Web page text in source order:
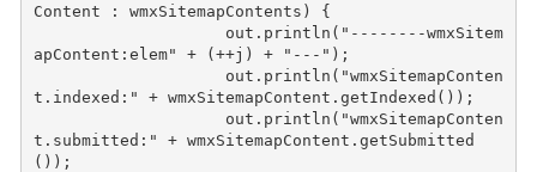
Content
: wmxSitemapContents )
{
out . println ( "--------wmxSitem
apContent:elem"
+ (++j ) + "---" );
out . println ( "wmxSitemapConten
t.indexed:"
+ wmxSitemapContent . getIndexed ());
out . println ( "wmxSitemapConten
t.submitted:"
+ wmxSitemapContent . getSubmitted
());